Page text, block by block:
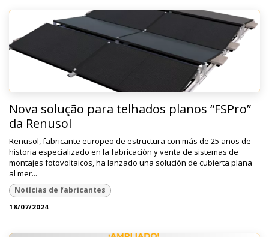
Nova solução para telhados planos “FSPro”
da Renusol
Renusol, fabricante europeo de estructura con más de 25 años de
historia especializado en la fabricación y venta de sistemas de
montajes fotovoltaicos, ha lanzado una solución de cubierta plana
al mer...
Notícias de fabricantes
18/07/2024